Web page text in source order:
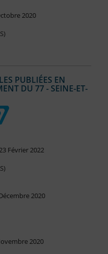
2020
PUBLIÉES EN
DU 77 - SEINE-ET-
Février 2022
2020
2020